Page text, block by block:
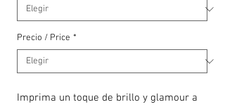
Precio / Price *
Imprima un toque de brillo y glamour a